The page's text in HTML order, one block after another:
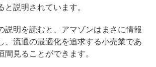
と説明されています。
明を読むと、アマゾンはまさに情報
、流通の最適化を追求する小売業であ
間見ることができます。